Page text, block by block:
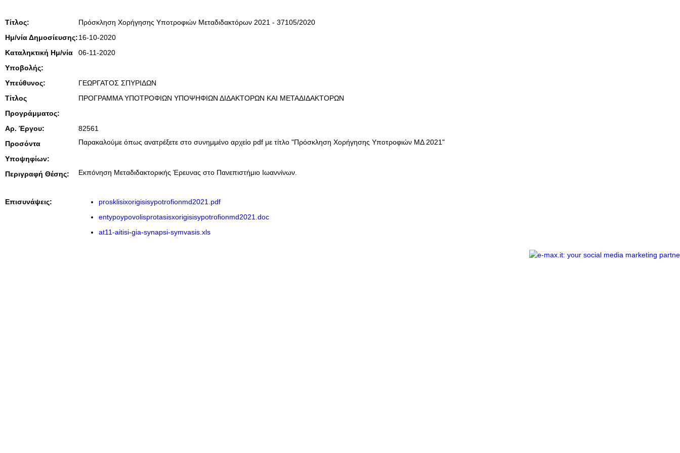
Τίτλος:
Πρόσκληση Χορήγησης Υποτροφιών Μεταδιδακτόρων 2021 - 37105/2020
Ημ/νία Δημοσίευσης:16-10-2020
Καταληκτική Ημ/νία
Υποβολής:
06-11-2020
Υπεύθυνος:
ΓΕΩΡΓΑΤΟΣ ΣΠΥΡΙΔΩΝ
Τίτλος
Προγράμματος:
ΠΡΟΓΡΑΜΜΑ ΥΠΟΤΡΟΦΙΩΝ ΥΠΟΨΗΦΙΩΝ ΔΙΔΑΚΤΟΡΩΝ ΚΑΙ ΜΕΤΑΔΙΔΑΚΤΟΡΩΝ
Αρ. Έργου:
82561
Προσόντα
Υποψηφίων:
Παρακαλούμε όπως ανατρέξετε στο συνημμένο αρχείο pdf με τίτλο "Πρόσκληση Χορήγησης Υποτροφιών ΜΔ 2021"
Περιγραφή Θέσης: Εκπόνηση Μεταδιδακτορικής Έρευνας στο Πανεπιστήμιο Ιωαννίνων.
Επισυνάψεις:
prosklisixorigisisypotrofionmd2021.pdf
entypoypovolisprotasisxorigisisypotrofionmd2021.doc
at11-aitisi-gia-synapsi-symvasis.xls